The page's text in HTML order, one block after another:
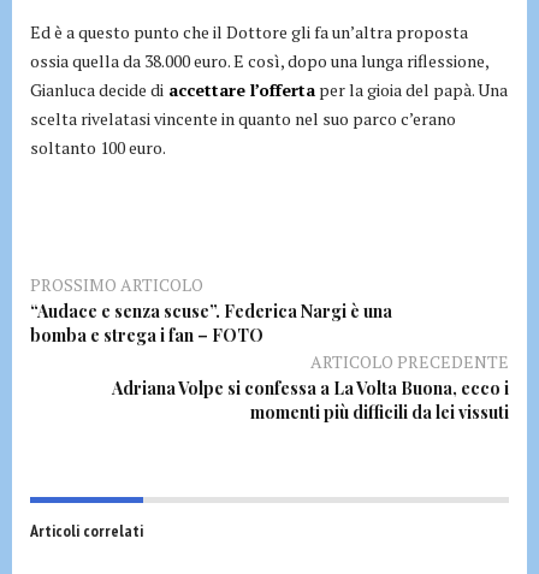
Ed è a questo punto che il Dottore gli fa un’altra proposta
ossia quella da 38.000 euro. E così, dopo una lunga riflessione,
Gianluca decide di accettare l’offerta per la gioia del papà. Una
scelta rivelatasi vincente in quanto nel suo parco c’erano
soltanto 100 euro.
PROSSIMO ARTICOLO
“Audace e senza scuse”. Federica Nargi è una
bomba e strega i fan – FOTO
ARTICOLO PRECEDENTE
Adriana Volpe si confessa a La Volta Buona, ecco i
momenti più difficili da lei vissuti
Articoli correlati